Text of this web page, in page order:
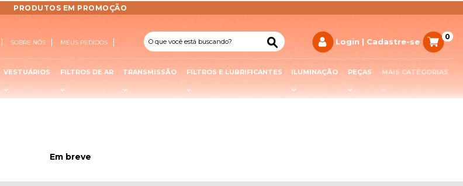
PRODUTOS EM PROMOÇÃO
SOBRE NÓS MEUS PEDIDOS
0
VESTUÁRIOS FILTROS DE AR TRANSMISSÃO FILTROS E LUBRIFICANTES ILUMINAÇÃO PEÇAS MAIS CATEGORIAS
Em breve